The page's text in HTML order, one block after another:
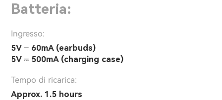
Batteria:
Ingresso:
5V ⎓ 60mA (earbuds)
5V ⎓ 500mA (charging case)
Tempo di ricarica:
Approx. 1.5 hours